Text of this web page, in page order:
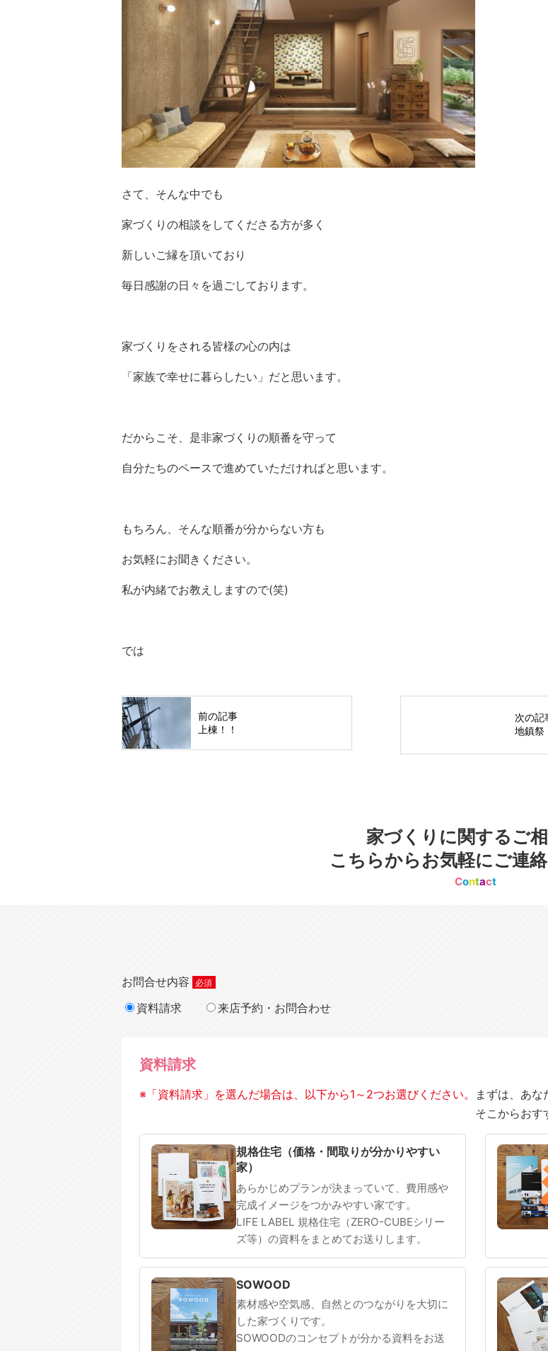
さて、そんな中でも
家づくりの相談をしてくださる方が多く
新しいご縁を頂いており
毎日感謝の日々を過ごしております。
家づくりをされる皆様の心の内は
「家族で幸せに暮らしたい」だと思います。
だからこそ、是非家づくりの順番を守って
自分たちのペースで進めていただければと思います。
もちろん、そんな順番が分からない方も
お気軽にお聞きください。
私が内緒でお教えしますので(笑)
では
前の記事
上棟！！
次の記
地鎮祭
家づくりに関するご
こちらからお気軽にご連
Contact
お問合せ内容
資料請求
来店予約・お問合わせ
資料請求
※「資料請求」を選んだ場合は、以下から1～2つお選びください。
まずは、あな
そこからおす
規格住宅
注文住宅 まだ何も決まっていない
規格住宅（価格・間取りが分かりやすい
家）
あらかじめプランが決まっていて、費用感や
完成イメージをつかみやすい家です。
LIFE LABEL 規格住宅（ZERO-CUBEシリー
ズ等）の資料をまとめてお送りします。
SOWOOD
素材感や空気感、自然とのつながりを大切に
した家づくりです。
SOWOODのコンセプトが分かる資料をお送